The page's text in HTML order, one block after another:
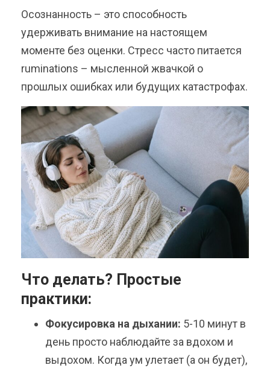
Осознанность – это способность
удерживать внимание на настоящем
моменте без оценки. Стресс часто питается
ruminations – мысленной жвачкой о
прошлых ошибках или будущих катастрофах.
Что делать? Простые
практики:
Фокусировка на дыхании: 5-10 минут в
день просто наблюдайте за вдохом и
выдохом. Когда ум улетает (а он будет),